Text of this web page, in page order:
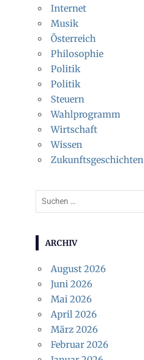
Internet
Musik
Österreich
Philosophie
Politik
Politik
Steuern
Wahlprogramm
Wirtschaft
Wissen
Zukunftsgeschichten
Suchen
nach:
ARCHIV
August 2026
Juni 2026
Mai 2026
April 2026
März 2026
Februar 2026